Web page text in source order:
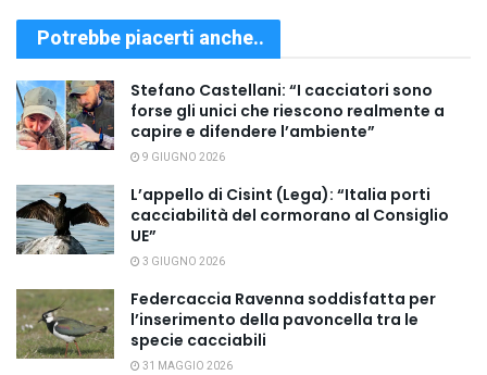
Potrebbe piacerti anche..
Stefano Castellani: “I cacciatori sono
forse gli unici che riescono realmente a
capire e difendere l’ambiente”
9 GIUGNO 2026
L’appello di Cisint (Lega): “Italia porti
cacciabilità del cormorano al Consiglio
UE”
3 GIUGNO 2026
Federcaccia Ravenna soddisfatta per
l’inserimento della pavoncella tra le
specie cacciabili
31 MAGGIO 2026